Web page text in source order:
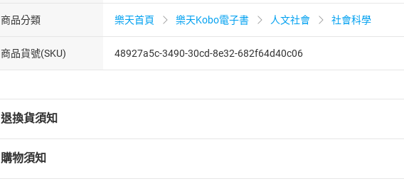
商品分類 樂天首頁 樂天Kobo電子書 人文社會 社會科學
商品貨號(SKU) 48927a5c-3490-30cd-8e32-682f64d40c06
退換貨須知
退換貨規定：
(一)依消費者保護法第19條第1項後段暨通訊交易解除權合理例外情事適用
購物須知